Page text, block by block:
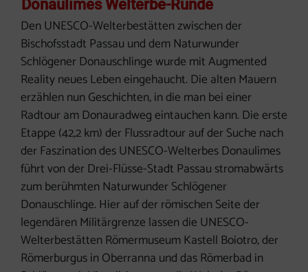
Donaulimes Welterbe-Runde
Den UNESCO-Welterbestätten zwischen der
Bischofsstadt Passau und dem Naturwunder
Schlögener Donauschlinge wurde mit Augmented
Reality neues Leben eingehaucht. Die alten Mauern
erzählen nun Geschichten, in die man bei einer
Radtour am Donauradweg eintauchen kann. Die erste
Etappe (42,2 km)der Flussradtour auf der Suche nach
der Faszination des UNESCO-Welterbes Donaulimes
führt von der Drei-Flüsse-Stadt Passau stromabwärts
zum berühmten Naturwunder Schlögener
Donauschlinge. Hier auf der römischen Seite der
legendären Militärgrenze lassen die UNESCO-
Welterbestätten Römermuseum Kastell Boiotro, der
Römerburgus in Oberranna und das Römerbad in